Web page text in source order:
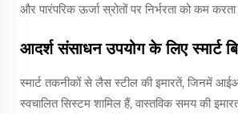
और पारंपरिक ऊर्जा स्रोतों पर निर्भरता को कम
आदर्श संसाधन उपयोग के लिए स्मार्ट
स्मार्ट तकनीकों से लैस स्टील की इमारतें, जिनमें
स्वचालित सिस्टम शामिल हैं, वास्तविक समय की